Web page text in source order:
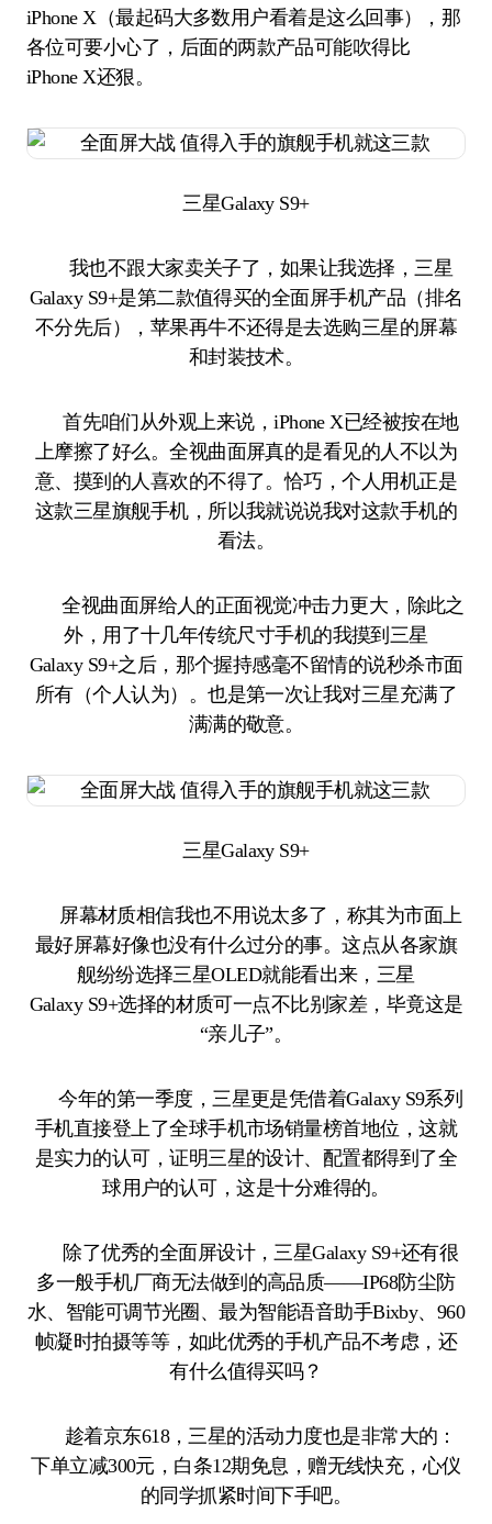
iPhone X（最起码大多数用户看着是这么回事），那
各位可要小心了，后面的两款产品可能吹得比
iPhone X还狠。
三星Galaxy S9+
我也不跟大家卖关子了，如果让我选择，三星
Galaxy S9+是第二款值得买的全面屏手机产品（排名
不分先后），苹果再牛不还得是去选购三星的屏幕
和封装技术。
首先咱们从外观上来说，iPhone X已经被按在地
上摩擦了好么。全视曲面屏真的是看见的人不以为
意、摸到的人喜欢的不得了。恰巧，个人用机正是
这款三星旗舰手机，所以我就说说我对这款手机的
看法。
全视曲面屏给人的正面视觉冲击力更大，除此之
外，用了十几年传统尺寸手机的我摸到三星
Galaxy S9+之后，那个握持感毫不留情的说秒杀市面
所有（个人认为）。也是第一次让我对三星充满了
满满的敬意。
三星Galaxy S9+
屏幕材质相信我也不用说太多了，称其为市面上
最好屏幕好像也没有什么过分的事。这点从各家旗
舰纷纷选择三星OLED就能看出来，三星
Galaxy S9+选择的材质可一点不比别家差，毕竟这是
“亲儿子”。
今年的第一季度，三星更是凭借着Galaxy S9系列
手机直接登上了全球手机市场销量榜首地位，这就
是实力的认可，证明三星的设计、配置都得到了全
球用户的认可，这是十分难得的。
除了优秀的全面屏设计，三星Galaxy S9+还有很
多一般手机厂商无法做到的高品质——IP68防尘防
水、智能可调节光圈、最为智能语音助手Bixby、960
帧凝时拍摄等等，如此优秀的手机产品不考虑，还
有什么值得买吗？
趁着京东618，三星的活动力度也是非常大的：
下单立减300元，白条12期免息，赠无线快充，心仪
的同学抓紧时间下手吧。